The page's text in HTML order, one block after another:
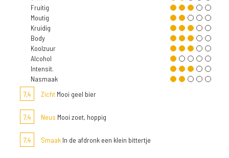
Fruitig
Moutig
Kruidig
Body
Koolzuur
Alcohol
Intensit.
Nasmaak
7,4
Zicht Mooi geel bier
7,4 Neus Mooi zoet, hoppig
7,4 Smaak In de afdronk een klein bittertje